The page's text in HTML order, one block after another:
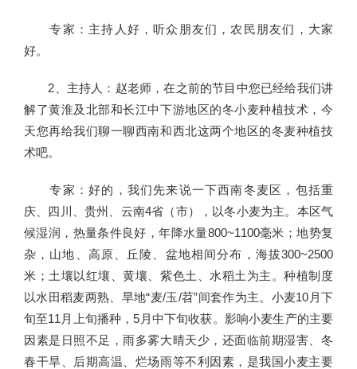
专家：主持人好，听众朋友们，农民朋友们，大家
好。
2、主持人：赵老师，在之前的节目中您已经给我们讲
解了黄淮及北部和长江中下游地区的冬小麦种植技术，今
天您再给我们聊一聊西南和西北这两个地区的冬麦种植技
术吧。
专家：好的，我们先来说一下西南冬麦区，包括重
庆、四川、贵州、云南4省（市），以冬小麦为主。本区气
候湿润，热量条件良好，年降水量800~1100毫米；地势复
杂，山地、高原、丘陵、盆地相间分布，海拔300~2500
米；土壤以红壤、黄壤、紫色土、水稻土为主。种植制度
以水田稻麦两熟、旱地“麦/玉/苕”间套作为主。小麦10月下
旬至11月上旬播种，5月中下旬收获。影响小麦生产的主要
因素是日照不足，雨多雾大晴天少，还面临前期湿害、冬
春干旱、后期高温、烂场雨等不利因素，是我国小麦主要